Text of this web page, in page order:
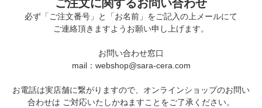
ご注文に関するお問い合わせ
必ず「ご注文番号」と「お名前」をご記入の上メールにて
ご連絡頂きますようお願い申し上げます。
お問い合わせ窓口
mail：webshop@sara-cera.com
お電話は実店舗に繋がりますので、オンラインショップのお問い
合わせは ご対応いたしかねますことをご了承ください。